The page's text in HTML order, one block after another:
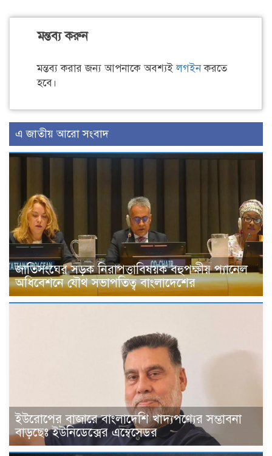
মন্তব্য করুন
মন্তব্য করার জন্য আপনাকে অবশ্যইলগইনকরতে
হবে।
এ জাতীয় আরো সংবাদ
জাতিসংঘের সড়ক নিরাপত্তাবিষয়ক বহুপক্ষীয় প্যানেল
অধিবেশনে যৌথ সভাপতিত্ব বাংলাদেশের
ইউরোপের বাজারে বাংলাদেশি খাদ্যপণ্যের সম্ভাবনা
বাড়ছেঃ ইউনিডেক্সের এম্বেসেডর